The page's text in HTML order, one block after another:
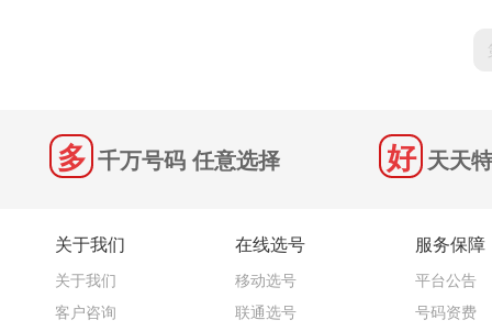
千万号码 任意选择 天天
关于我们
关于我们
客户咨询
在线选号
移动选号
联通选号
服务保障
平台公告
号码资费